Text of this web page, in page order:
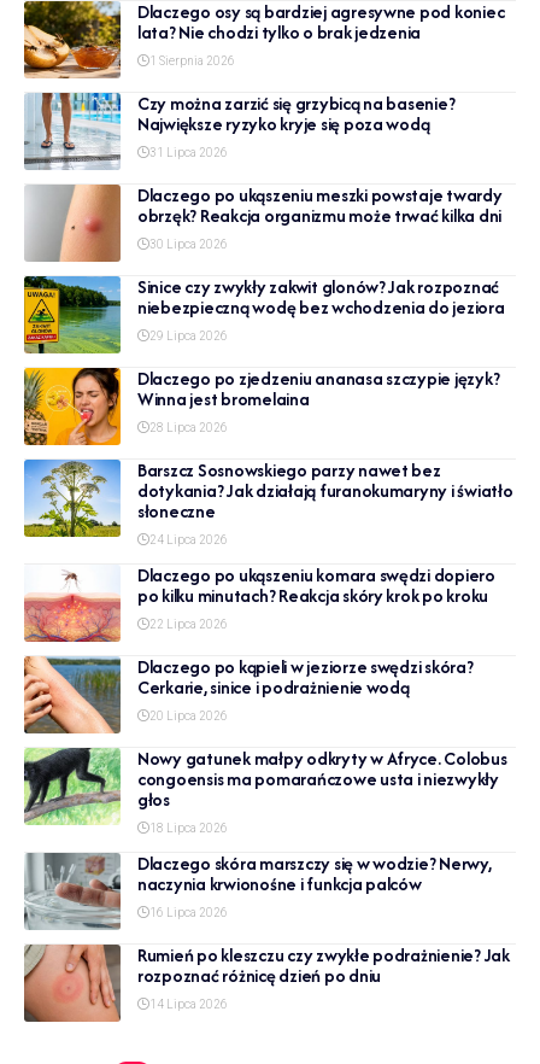
Dlaczego osy są bardziej agresywne pod koniec
lata? Nie chodzi tylko o brak jedzenia
1 Sierpnia 2026
Czy można zarzić się grzybicą na basenie?
Największe ryzyko kryje się poza wodą
31 Lipca 2026
Dlaczego po ukąszeniu meszki powstaje twardy
obrzęk? Reakcja organizmu może trwać kilka dni
30 Lipca 2026
Sinice czy zwykły zakwit glonów? Jak rozpoznać
niebezpieczną wodę bez wchodzenia do jeziora
29 Lipca 2026
Dlaczego po zjedzeniu ananasa szczypie język?
Winna jest bromelaina
28 Lipca 2026
Barszcz Sosnowskiego parzy nawet bez
dotykania? Jak działają furanokumaryny i światło
słoneczne
24 Lipca 2026
Dlaczego po ukąszeniu komara swędzi dopiero
po kilku minutach? Reakcja skóry krok po kroku
22 Lipca 2026
Dlaczego po kąpieli w jeziorze swędzi skóra?
Cerkarie, sinice i podrażnienie wodą
20 Lipca 2026
Nowy gatunek małpy odkryty w Afryce. Colobus
congoensis ma pomarańczowe usta i niezwykły
głos
18 Lipca 2026
Dlaczego skóra marszczy się w wodzie? Nerwy,
naczynia krwionośne i funkcja palców
16 Lipca 2026
Rumień po kleszczu czy zwykłe podrażnienie? Jak
rozpoznać różnicę dzień po dniu
14 Lipca 2026